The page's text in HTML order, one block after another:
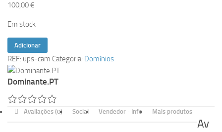
100,00€
Em stock
Quantidade
de
ups.cam
Adicionar
REF: ups-cam Categoria: Domínios
Dominante.PT
Avaliações (0) Social Vendedor - Info Mais produtos
Av